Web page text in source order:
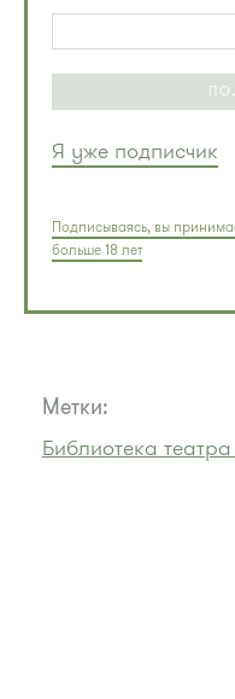
Я уже подписчик
Подписываясь, вы
больше 18 лет
Метки:
Библиотека